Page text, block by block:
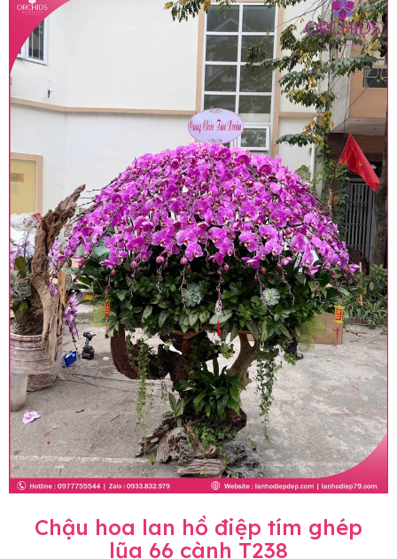
Chậu hoa lan hồ điệp tím ghép
lũa 66 cành T238